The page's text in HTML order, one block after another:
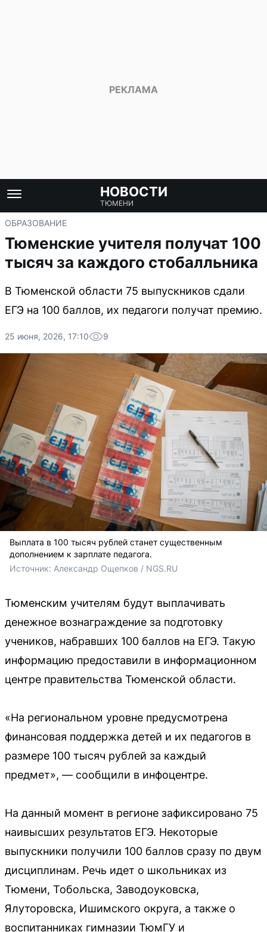
НОВОСТИ
ТЮМЕНИ
ОБРАЗОВАНИЕ
Тюменские учителя получат 100
тысяч за каждого стобалльника
В Тюменской области 75 выпускников сдали
ЕГЭ на 100 баллов, их педагоги получат премию.
25 июня, 2026, 17:10 9
Выплата в 100 тысяч рублей станет существенным
дополнением к зарплате педагога.
Источник: Александр Ощепков / NGS.RU
Тюменским учителям будут выплачивать
денежное вознаграждение за подготовку
учеников, набравших 100 баллов на ЕГЭ. Такую
информацию предоставили в информационном
центре правительства Тюменской области.
«На региональном уровне предусмотрена
финансовая поддержка детей и их педагогов в
размере 100 тысяч рублей за каждый
предмет», — сообщили в инфоцентре.
На данный момент в регионе зафиксировано 75
наивысших результатов ЕГЭ. Некоторые
выпускники получили 100 баллов сразу по двум
дисциплинам. Речь идет о школьниках из
Тюмени, Тобольска, Заводоуковска,
Ялуторовска, Ишимского округа, а также о
воспитанниках гимназии ТюмГУ и